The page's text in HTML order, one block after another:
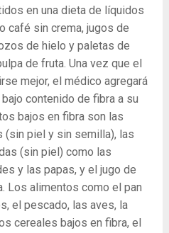
en una dieta de líquidos
café sin crema, jugos de
de hielo y paletas de
de fruta. Una vez que el
mejor, el médico agregará
contenido de fibra a su
bajos en fibra son las
(sin piel y sin semilla), las
(sin piel) como las
y las papas, y el jugo de
Los alimentos como el pan
el pescado, las aves, la
cereales bajos en fibra, el